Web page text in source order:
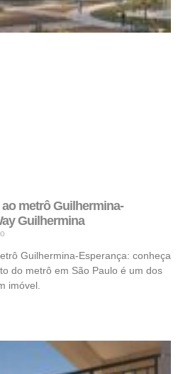
metrô Guilhermina-
Guilhermina
Guilhermina-Esperança: conheça
do metrô em São Paulo é um dos
imóvel.